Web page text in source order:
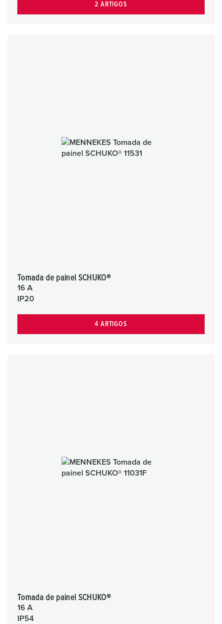
2 ARTIGOS
Tomada de painel SCHUKO®
16 A
IP20
4 ARTIGOS
Tomada de painel SCHUKO®
16 A
IP54